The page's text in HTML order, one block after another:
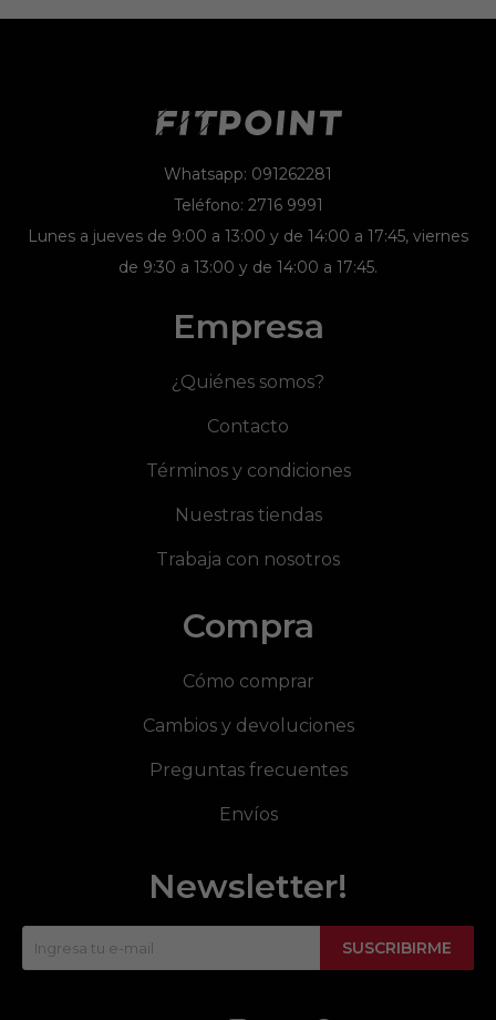
Whatsapp: 091262281
Teléfono: 2716 9991
Lunes a jueves de 9:00 a 13:00 y de 14:00 a 17:45, viernes
de 9:30 a 13:00 y de 14:00 a 17:45.
Empresa
¿Quiénes somos?
Contacto
Términos y condiciones
Nuestras tiendas
Trabaja con nosotros
Compra
Cómo comprar
Cambios y devoluciones
Preguntas frecuentes
Envíos
Newsletter!
SUSCRIBIRME